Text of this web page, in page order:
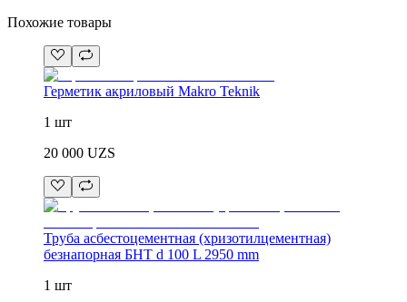
Похожие товары
Герметик акриловый Makro Teknik
1 шт
20 000 UZS
Труба асбестоцементная (хризотилцементная)
безнапорная БНТ d 100 L 2950 mm
1 шт